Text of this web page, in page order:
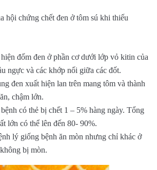
hội chứng chết đen ở tôm sú khi thiếu
đốm đen ở phần cơ dưới lớp vỏ kitin của
ngực và các khớp nối giữa các đốt.
đen xuất hiện lan trên mang tôm và thành
chậm lớn.
có thẻ bị chết 1 – 5% hàng ngày. Tổng
lớn có thể lên đến 80- 90%.
lý giống bệnh ăn mòn nhưng chỉ khác ở
bị mòn.